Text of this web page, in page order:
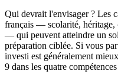
Qui devrait l'envisager ? Les
français — scolarité, héritage,
— qui peuvent atteindre un
préparation ciblée. Si vous
investi est généralement
9 dans les quatre